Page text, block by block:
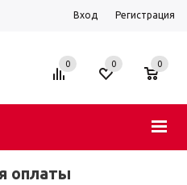
Вход Регистрация
0 0 0
оплаты